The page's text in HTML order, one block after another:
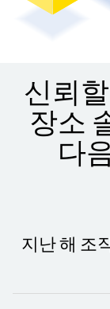
신뢰
장소
다
지난 해 조